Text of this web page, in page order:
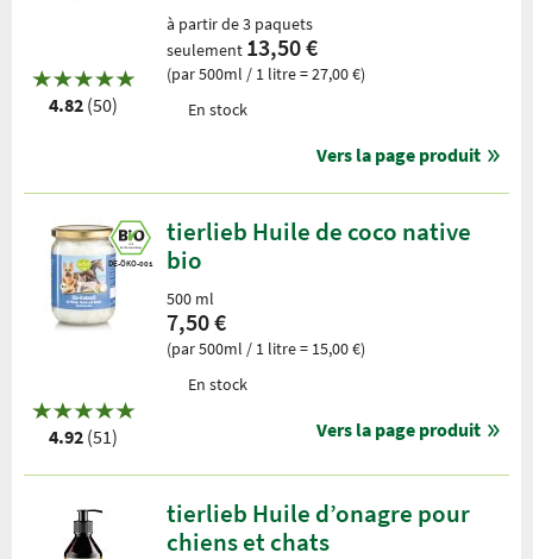
4.82 (50)
à partir de 3 paquets
seulement 13,50 €
(par 500ml / 1 litre = 27,00 €)
En stock
Vers la page produit
DE-ÖKO-001
4.92 (51)
tierlieb Huile de coco native
bio
500 ml
7,50 €
(par 500ml / 1 litre = 15,00 €)
En stock
Vers la page produit
tierlieb Huile d’onagre pour
chiens et chats